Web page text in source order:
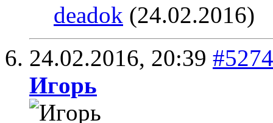
deadok (24.02.2016)
24.02.2016, 20:39 #5274
Игoрь